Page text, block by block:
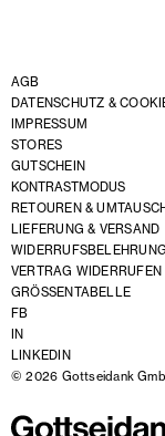
AGB
DATENSCHUTZ &
IMPRESSUM
STORES
GUTSCHEIN
KONTRASTMODUS
RETOUREN &
LIEFERUNG & VERSAND
WIDERRUFSBELEHRUNG
VERTRAG WIDERRUFEN
GRÖSSENTABELLE
FB
IN
LINKEDIN
© 2026 Gottseidank